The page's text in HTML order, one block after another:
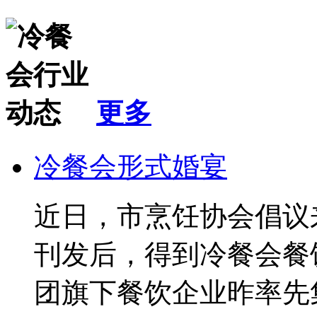
更多
冷餐会形式婚宴
近日，市烹饪协会倡
刊发后，得到冷餐会
团旗下餐饮企业昨率